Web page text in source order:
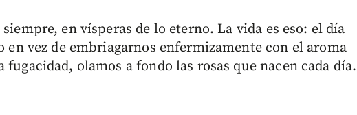
en vísperas de lo eterno. La vida es eso: el día
en vez de embriagarnos enfermizamente con el aroma
fugacidad, olamos a fondo las rosas que nacen cada día.